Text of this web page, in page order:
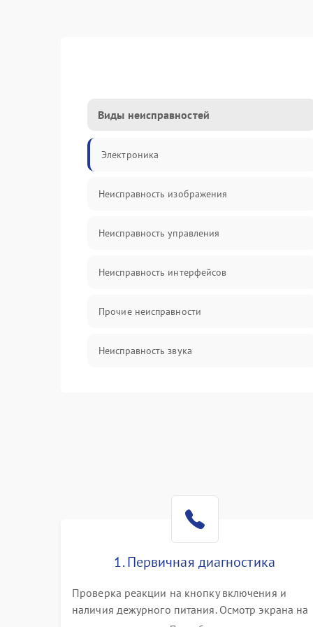
Виды неисправностей
Электроника
Неисправность изображения
Неисправность управления
Неисправность интерфейсов
Прочие неисправности
Неисправность звука
1. Первичная диагностика
Проверка реакции на кнопку включения и
наличия дежурного питания. Осмотр экрана на